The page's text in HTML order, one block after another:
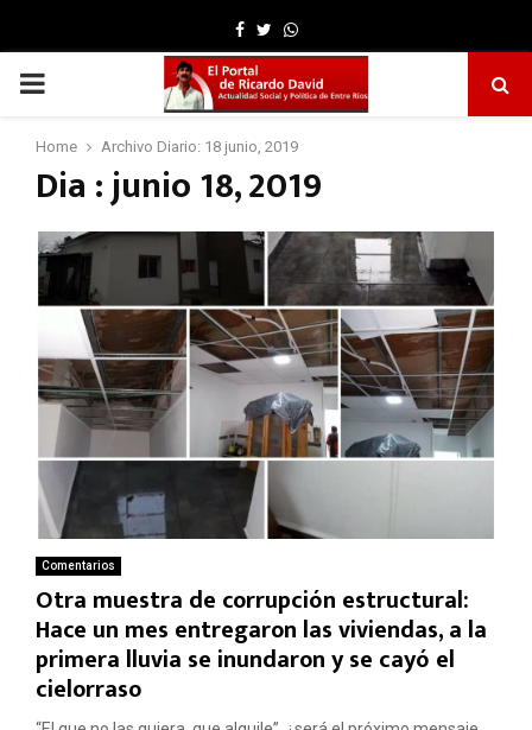
Facebook
TwitterWhatsapp
PRIMARY
MENU
Home Archivo Diario: 18 junio, 2019
Dia : junio 18, 2019
Comentarios
Otra muestra de corrupción estructural:
Hace un mes entregaron las viviendas, a la
primera lluvia se inundaron y se cayó el
cielorraso